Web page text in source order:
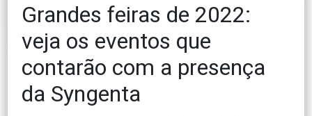
Grandes feiras de 2022:
veja os eventos que
contarão com a presença
da Syngenta